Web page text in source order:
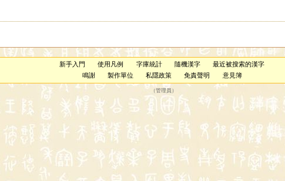
新手入門 使用凡例 字庫統計 隨機漢字
最近被搜索的漢字
鳴謝
製作單位 私隱政策 免責聲明 意見簿
（管理員 ）